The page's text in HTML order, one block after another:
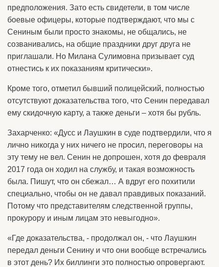
предположения. Зато есть свидетели, в том числе
боевые офицеры, которые подтверждают, что мы с
Сениным были просто знакомы, не общались, не
созванивались, на общие праздники друг друга не
приглашали. Но Милана Сулимовна призывает суд
отнестись к их показаниям критически».
Кроме того, отметил бывший полицейский, полностью
отсутствуют доказательства того, что Сенин передавал
ему скидочную карту, а также деньги – хотя бы рубль.
Захарченко: «Дусс и Лаушкин в суде подтвердили, что я
лично никогда у них ничего не просил, переговоры на
эту тему не вел. Сенин не допрошен, хотя до февраля
2017 года он ходил на службу, и такая возможность
была. Пишут, что он сбежал… А вдруг его похитили
специально, чтобы он не давал правдивых показаний.
Потому что представителям следственной группы,
прокурору и иным лицам это невыгодно».
«Где доказательства, - продолжал он, - что Лаушкин
передал деньги Сенину и что они вообще встречались
в этот день? Их биллинги это полностью опровергают.